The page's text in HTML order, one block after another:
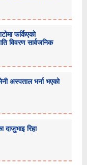
फर्किएको
विवरण सार्वजनिक
अस्पताल भर्ना भएको
दाजुभाइ रिहा